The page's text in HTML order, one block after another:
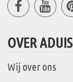
OVER ADUIS
Wij over ons